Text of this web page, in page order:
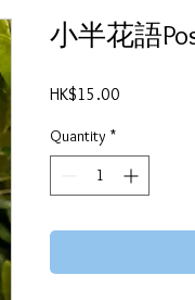
小半花語
HK$15.00
Quantity *